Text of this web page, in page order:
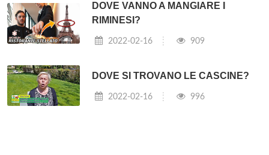
DOVE VANNO A MANGIARE I
RIMINESI?
2022-02-16 909
DOVE SI TROVANO LE CASCINE?
2022-02-16 996